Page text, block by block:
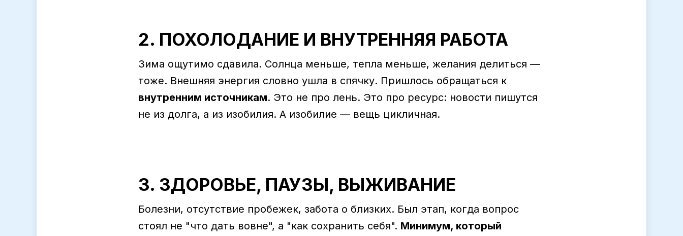
2. ПОХОЛОДАНИЕ И ВНУТРЕННЯЯ РАБОТА
Зима ощутимо сдавила. Солнца меньше, тепла меньше, желания делиться —
тоже. Внешняя энергия словно ушла в спячку. Пришлось обращаться к
внутренним источникам. Это не про лень. Это про ресурс: новости пишутся
не из долга, а из изобилия. А изобилие — вещь цикличная.
3. ЗДОРОВЬЕ, ПАУЗЫ, ВЫЖИВАНИЕ
Болезни, отсутствие пробежек, забота о близких. Был этап, когда вопрос
стоял не "что дать вовне", а "как сохранить себя". Минимум, который